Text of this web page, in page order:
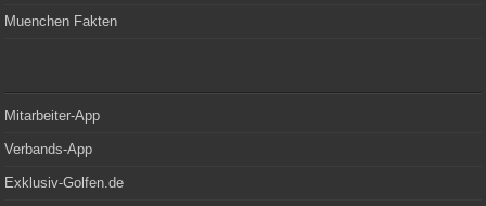
Muenchen Fakten
Mitarbeiter-App
Verbands-App
Exklusiv-Golfen.de